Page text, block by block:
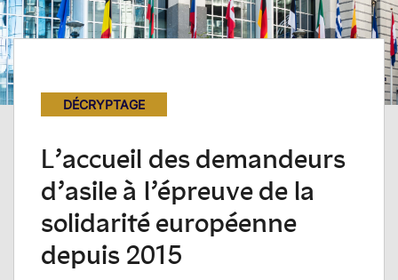
DÉCRYPTAGE
L’accueil des demandeurs
d’asile à l’épreuve de la
solidarité européenne
depuis 2015